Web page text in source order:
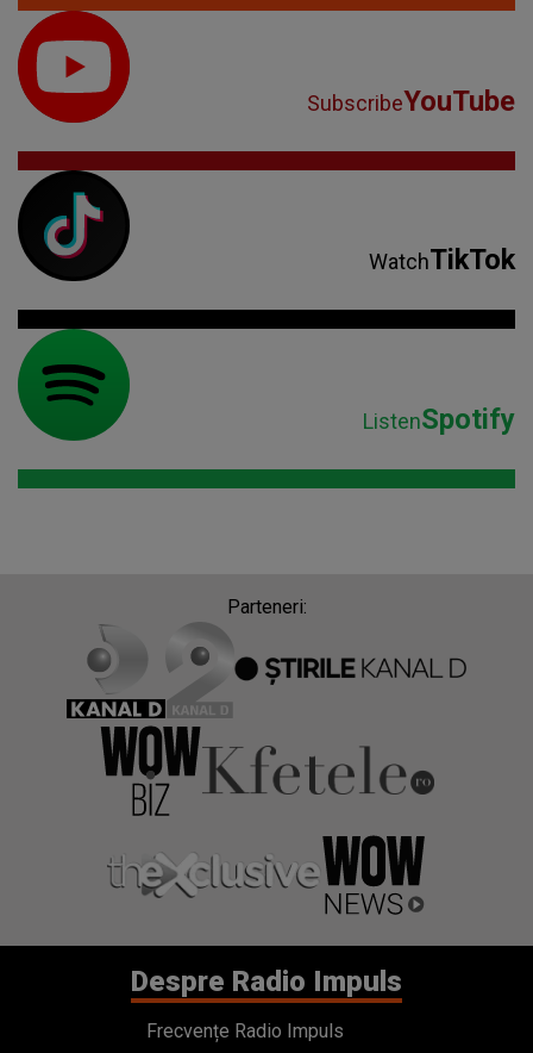
SubscribeYouTube
WatchTikTok
ListenSpotify
Parteneri:
Despre Radio Impuls
Frecvențe Radio Impuls